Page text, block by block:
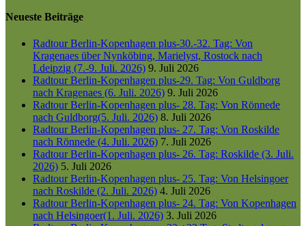
Neueste Beiträge
Radtour Berlin-Kopenhagen plus-30.-32. Tag: Von
Kragenaes über Nynköbing, Marielyst, Rostock nach
Ldeipzig (7.-9. Juli. 2026) 9. Juli 2026
Radtour Berlin-Kopenhagen plus-29. Tag: Von Guldborg
nach Kragenaes (6. Juli. 2026) 9. Juli 2026
Radtour Berlin-Kopenhagen plus- 28. Tag: Von Rönnede
nach Guldborg(5. Juli. 2026) 8. Juli 2026
Radtour Berlin-Kopenhagen plus- 27. Tag: Von Roskilde
nach Rönnede (4. Juli. 2026) 7. Juli 2026
Radtour Berlin-Kopenhagen plus- 26. Tag: Roskilde (3. Juli.
2026) 5. Juli 2026
Radtour Berlin-Kopenhagen plus- 25. Tag: Von Helsingoer
nach Roskilde (2. Juli. 2026) 4. Juli 2026
Radtour Berlin-Kopenhagen plus- 24. Tag: Von Kopenhagen
nach Helsingoer(1. Juli. 2026) 3. Juli 2026